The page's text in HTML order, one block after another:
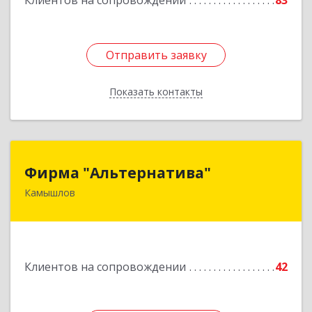
Отправить заявку
Показать контакты
Отправить заявку
Назад
Фирма "Альтернатива"
Камышлов
Клиентов на сопровождении 42
624860, Свердловская обл, Камышлов г, Ленина